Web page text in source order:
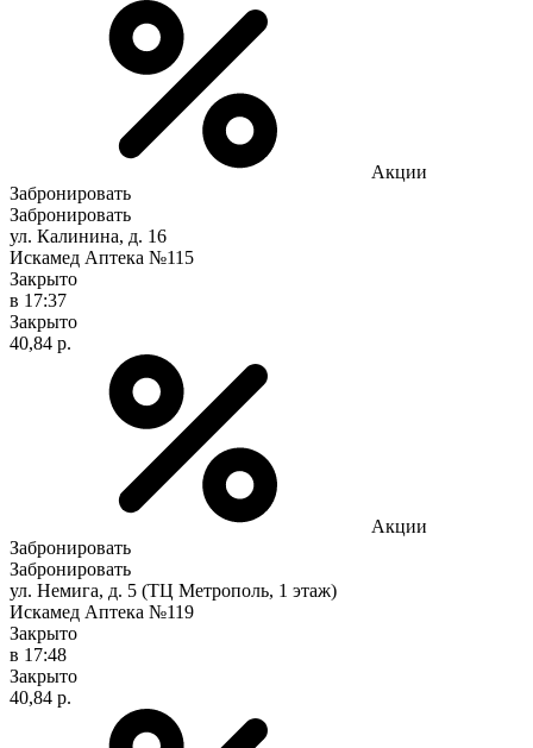
Акции
Забронировать
Забронировать
ул. Калинина, д. 16
Искамед Аптека №115
Закрыто
в 17:37
Закрыто
40,84 р.
Акции
Забронировать
Забронировать
ул. Немига, д. 5 (ТЦ Метрополь, 1 этаж)
Искамед Аптека №119
Закрыто
в 17:48
Закрыто
40,84 р.